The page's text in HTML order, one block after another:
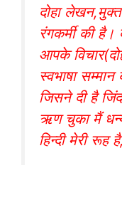
दोहा
रंगकर्मी की है।
आपके
स्वभाषा
जिसने दी है
ऋण चुका मैं धन्य
हिन्दी मेरी रूह